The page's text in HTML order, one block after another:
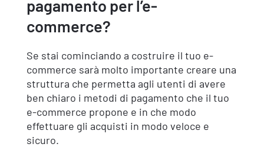
pagamento per l’e-
commerce?
Se stai cominciando a costruire il tuo e-
commerce sarà molto importante creare una
struttura che permetta agli utenti di avere
ben chiaro i metodi di pagamento che il tuo
e-commerce propone e in che modo
effettuare gli acquisti in modo veloce e
sicuro.